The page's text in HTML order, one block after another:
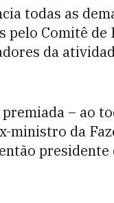
todas as
pelo Comitê
da
– ao
ministro da
presidente